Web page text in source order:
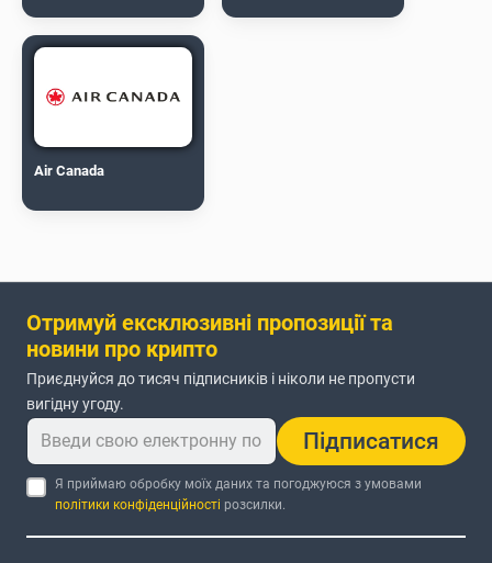
Air Canada
Отримуй ексклюзивні пропозиції та
новини про крипто
Приєднуйся до тисяч підписників і ніколи не пропусти
вигідну угоду.
Підписатися
Я приймаю обробку моїх даних та погоджуюся з умовами
політики конфіденційності розсилки.